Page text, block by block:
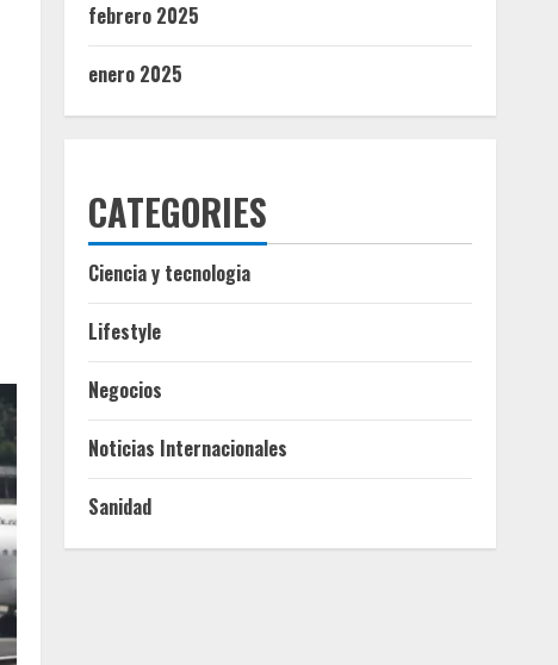
febrero 2025
enero 2025
CATEGORIES
Ciencia y tecnologia
Lifestyle
Negocios
Noticias Internacionales
Sanidad